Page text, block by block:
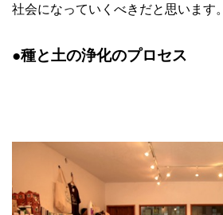
社会になっていくべきだと思います。
●種と土の浄化のプロセス